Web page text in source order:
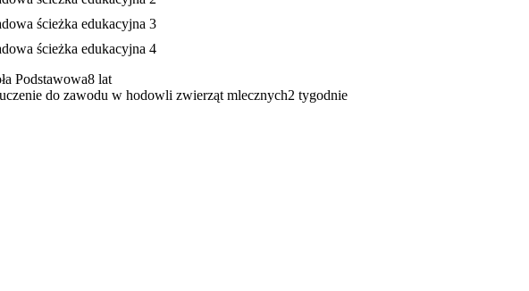
ścieżka edukacyjna 3
ścieżka edukacyjna 4
Podstawowa8 lat
do zawodu w hodowli zwierząt mlecznych2 tygodnie